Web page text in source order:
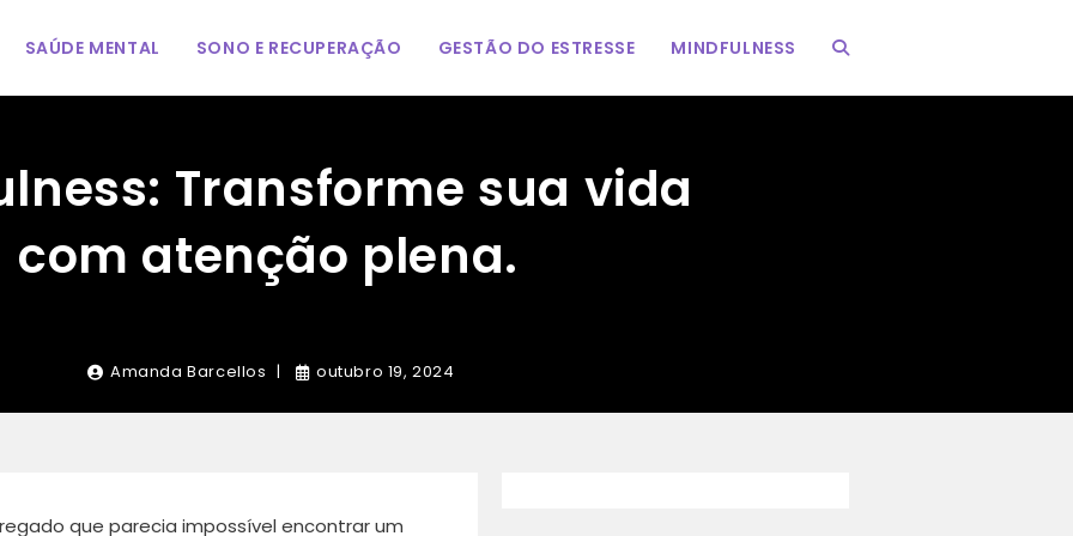
SAÚDE MENTAL SONO E RECUPERAÇÃO GESTÃO DO ESTRESSE MINDFULNESS ALTERNAR
Transforme sua vida
com atenção plena.
Amanda Barcellos outubro 19, 2024
que parecia impossível encontrar um